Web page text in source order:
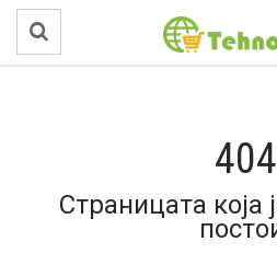
404
Страницата која